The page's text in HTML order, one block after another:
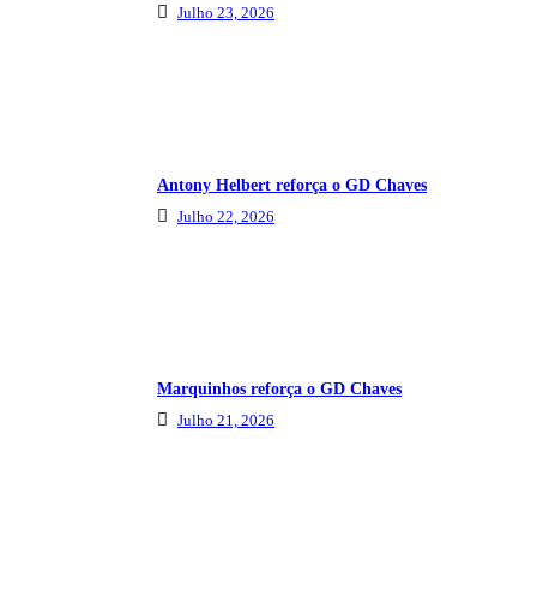
Julho 23, 2026
Antony Helbert reforça o GD Chaves
Julho 22, 2026
Marquinhos reforça o GD Chaves
Julho 21, 2026